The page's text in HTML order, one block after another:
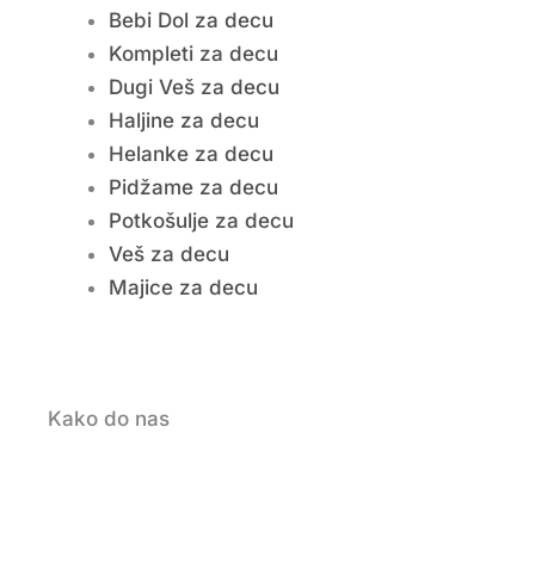
Bebi Dol za decu
Kompleti za decu
Dugi Veš za decu
Haljine za decu
Helanke za decu
Pidžame za decu
Potkošulje za decu
Veš za decu
Majice za decu
Kako do nas